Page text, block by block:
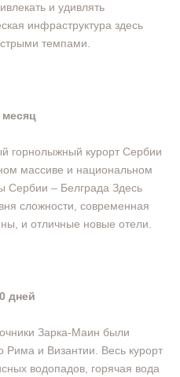
и удивлять
инфраструктура здесь
темпами.
месяц
горнолыжный курорт Сербии
массиве и национальном
Сербии – Белграда Здесь
сложности, современная
и отличные новые отели.
дней
Зарка-Маин были
Рима и Византии. Весь курорт
водопадов, горячая вода